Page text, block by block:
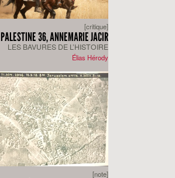
[critique]
PALESTINE 36, ANNEMARIE JACIR
LES BAVURES DE L’HISTOIRE
Élias Hérody
[note]